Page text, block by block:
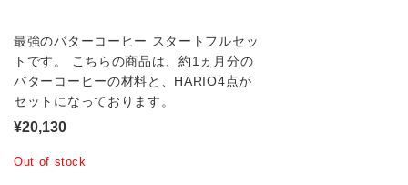
最強のバターコーヒー スタートフルセッ
トです。 こちらの商品は、約1ヵ月分の
バターコーヒーの材料と、HARIO4点が
セットになっております。
¥20,130
Out of stock